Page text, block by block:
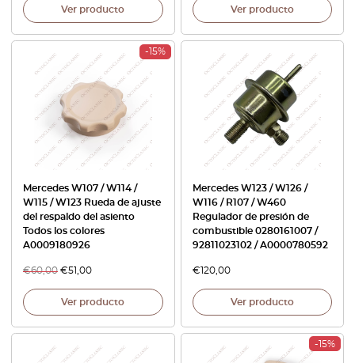
Ver producto Ver producto
-15%
Mercedes W107 / W114 /
W115 / W123 Rueda de ajuste
del respaldo del asiento
Todos los colores
A0009180926
€60,00 €51,00
Ver producto
Mercedes W123 / W126 /
W116 / R107 / W460
Regulador de presión de
combustible 0280161007 /
92811023102 / A0000780592
€120,00
Ver producto
-15%